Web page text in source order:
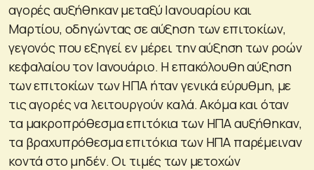
αγορές αυξήθηκαν μεταξύ Ιανουαρίου και
Μαρτίου, οδηγώντας σε αύξηση των επιτοκίων,
γεγονός που εξηγεί εν μέρει την αύξηση των ροών
κεφαλαίου τον Ιανουάριο. Η επακόλουθη αύξηση
των επιτοκίων των ΗΠΑ ήταν γενικά εύρυθμη, με
τις αγορές να λειτουργούν καλά. Ακόμα και όταν
τα μακροπρόθεσμα επιτόκια των ΗΠΑ αυξήθηκαν,
τα βραχυπρόθεσμα επιτόκια των ΗΠΑ παρέμειναν
κοντά στο μηδέν. Οι τιμές των μετοχών